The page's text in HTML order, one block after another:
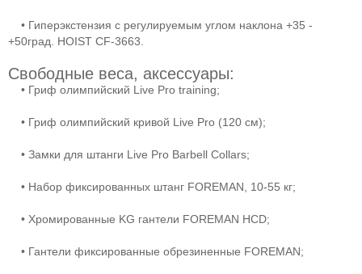
• Гиперэкстензия с регулируемым углом наклона +35 -
+50град. HOIST CF-3663.
Свободные веса, аксессуары:
• Гриф олимпийский Live Pro training;
• Гриф олимпийский кривой Live Pro (120 см);
• Замки для штанги Live Pro Barbell Collars;
• Набор фиксированных штанг FOREMAN, 10-55 кг;
• Хромированные KG гантели FOREMAN HCD;
• Гантели фиксированные обрезиненные FOREMAN;